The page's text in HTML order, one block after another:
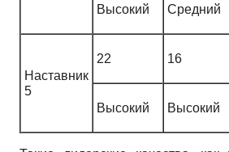
Высокий Средний
Наставник
5
22 16
Высокий Высокий